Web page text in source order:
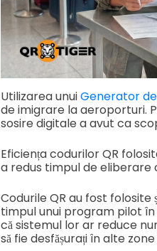
Utilizarea unuiGenerator
de imigrare la aeroporturi.
sosire digitale a avut ca
Eficiența codurilor QR
a redus timpul de eliberare
Codurile QR au fost
timpul unui program pilot
că sistemul lor ar reduce
să fie desfășurați în alte